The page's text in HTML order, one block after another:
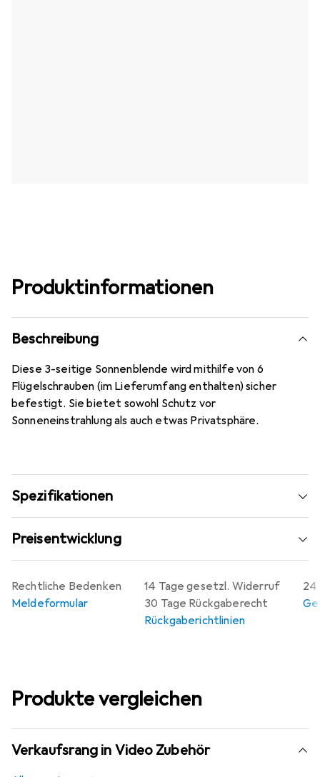
Produktinformationen
Beschreibung
Diese 3-seitige Sonnenblende wird mithilfe von 6
Flügelschrauben (im Lieferumfang enthalten) sicher
befestigt. Sie bietet sowohl Schutz vor
Sonneneinstrahlung als auch etwas Privatsphäre.
Spezifikationen
Preisentwicklung
14 Tage gesetzl. Widerruf
30 Tage Rückgaberecht
Rückgaberichtlinien
24
Rechtliche Bedenken
Meldeformular
Produkte vergleichen
Verkaufsrang in Video Zubehör